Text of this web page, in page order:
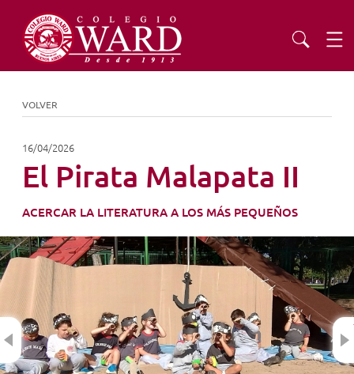
ADMISIONES
EXTENSIÓN
COMUNIDAD
AGENDA
VOLVER
16/04/2026
El Pirata Malapata II
ACERCAR LA LITERATURA A LOS MÁS PEQUEÑOS
Previous